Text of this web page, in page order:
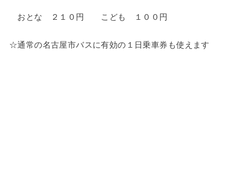
おとな ２１０円 こども １００円
☆通常の名古屋市バスに有効の１日乗車券も使えます